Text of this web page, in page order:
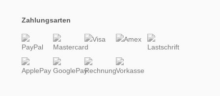
Zahlungsarten